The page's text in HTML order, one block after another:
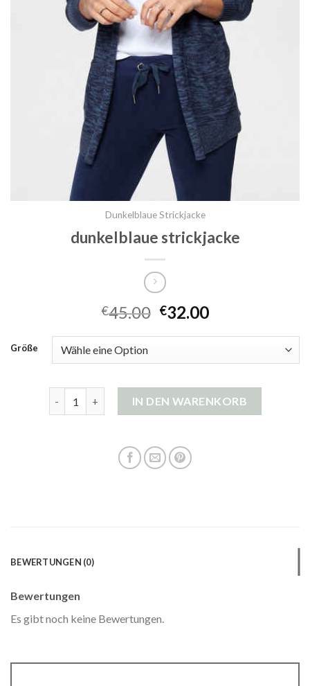
Dunkelblaue Strickjacke
dunkelblaue strickjacke
€45.00 €32.00
Größe
IN DEN WARENKORB
BEWERTUNGEN (0)
Bewertungen
Es gibt noch keine Bewertungen.